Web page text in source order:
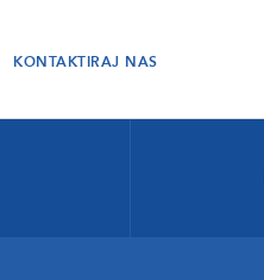
KONTAKTIRAJ NAS